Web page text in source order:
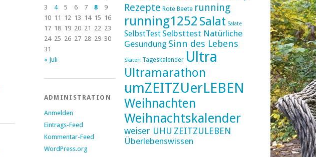
3
4 5 6 7 8
9
10 11 12 13 14 15 16
17 18 19 20 21 22 23
24 25 26 27 28 29 30
31
« Juli
ADMINISTRATION
Anmelden
Eintrags-Feed
Kommentar-Feed
WordPress.org
Rezepte Rote Beete running
running1252 Salat Salate
SelbstTest Selbsttest Natürliche
Gesundung Sinn des Lebens
Skaten Tageskalender Ultra
Ultramarathon
umZEITZUerLEBEN
Weihnachten
Weihnachtskalender
weiser UHU ZEITZULEBEN
Überlebenswissen